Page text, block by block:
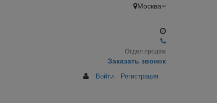
Москва
Отдел продаж
Заказать звонок
Войти Регистрация